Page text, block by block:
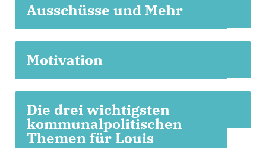
Ausschüsse und Mehr
Motivation
Die drei wichtigsten
kommunalpolitischen
Themen für Louis